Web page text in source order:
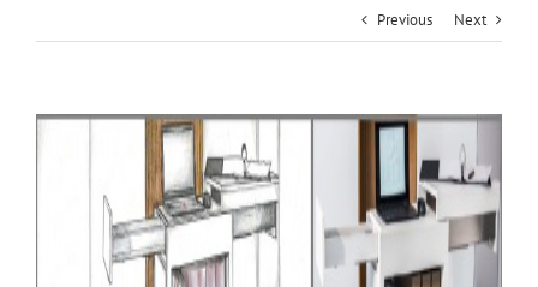
Previous Next
View